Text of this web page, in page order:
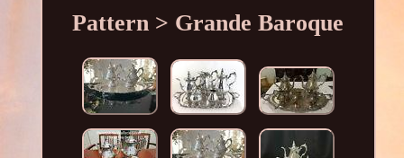
Pattern > Grande Baroque